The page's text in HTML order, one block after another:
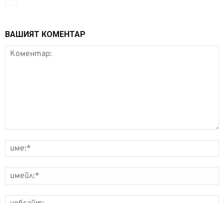
ВАШИЯТ КОМЕНТАР